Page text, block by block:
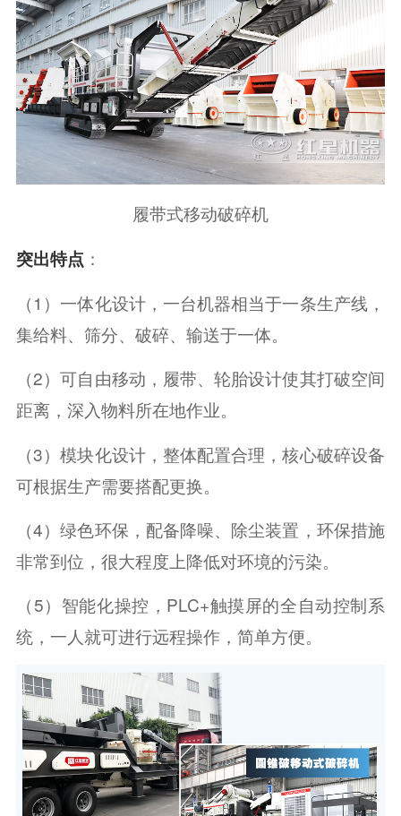
履带式移动破碎机
突出特点 ：
（1）一体化设计，一台机器相当于一条生产线，
集给料、筛分、破碎、输送于一体。
（2）可自由移动，履带、轮胎设计使其打破空间
距离，深入物料所在地作业。
（3）模块化设计，整体配置合理，核心破碎设备
可根据生产需要搭配更换。
（4）绿色环保，配备降噪、除尘装置，环保措施
非常到位，很大程度上降低对环境的污染。
（5）智能化操控，PLC+触摸屏的全自动控制系
统，一人就可进行远程操作，简单方便。